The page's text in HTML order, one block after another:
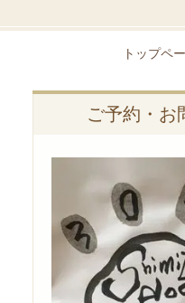
トップペ
ご予約・お